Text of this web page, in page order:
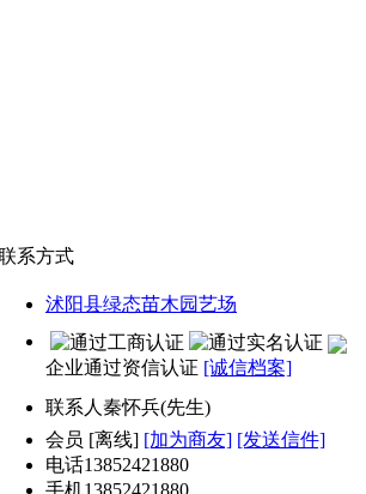
系方式
沭阳县绿态苗木园艺场
企业通过资信认证 [诚信档案]
联系人 秦怀兵(先生)
会员 [离线] [加为商友] [发送信件]
电话13852421880
手机13852421880